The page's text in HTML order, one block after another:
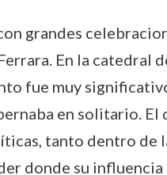
grandes
En la catedral
fue muy
en solitario.
tanto dentro de
donde su influencia